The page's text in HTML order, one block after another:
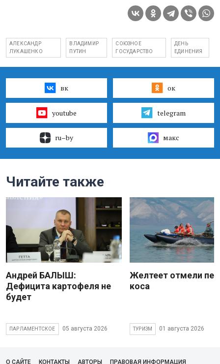
АЛЕКСАНДР
ЛУКАШЕНКО
ВЛАДИМИР
ПУТИН
СОЮЗНОЕ
ГОСУДАРСТВО
ДЕНЬ
ЕДИНЕНИЯ
вк ок
youtube telegram
ru–by макс
Читайте также
Андрей БАЛЫШ:
Дефицита картофеля не
будет
ПАРЛАМЕНТСКОЕ 05 августа 2026
Желтеет отмели
коса
ТУРИЗМ 01 августа 2026
О САЙТЕ КОНТАКТЫ АВТОРЫ ПРАВОВАЯ ИНФОРМАЦИЯ